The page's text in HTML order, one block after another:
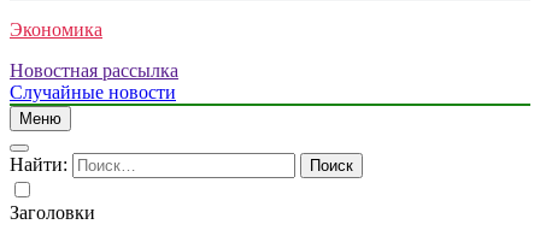
Экономика
Новостная рассылка
Случайные новости
Меню
Найти:
Заголовки